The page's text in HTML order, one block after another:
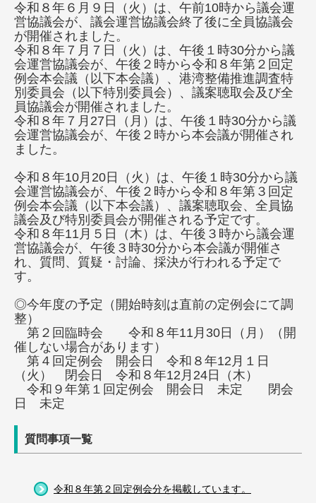
令和８年６月９日（火）は、午前10時から議会運
営協議会が、議会運営協議会終了後に全員協議会
が開催されました。
令和８年７月７日（火）は、午後１時30分から議
会運営協議会が、午後２時から令和８年第２回定
例会本会議（以下本会議）、港湾整備推進調査特
別委員会（以下特別委員会）、議案聴取会及び全
員協議会が開催されました。
令和８年７月27日（月）は、午後１時30分から議
会運営協議会が、午後２時から本会議が開催され
ました。
令和８年10月20日（火）は、午後１時30分から議
会運営協議会が、午後２時から令和８年第３回定
例会本会議（以下本会議）、議案聴取会、全員協
議会及び特別委員会が開催される予定です。
令和８年11月５日（木）は、午後３時から議会運
営協議会が、午後３時30分から本会議が開催さ
れ、質問、質疑・討論、採決が行われる予定で
す。
◎今年度の予定（開始時刻は直前の定例会にて調
整）
第２回臨時会 令和８年11月30日（月）（開
催しない場合があります）
第４回定例会 開会日 令和８年12月１日
（火） 閉会日 令和８年12月24日（木）
令和９年第１回定例会 開会日 未定 閉会
日 未定
質問事項一覧
令和８年第２回定例会分を掲載しています。